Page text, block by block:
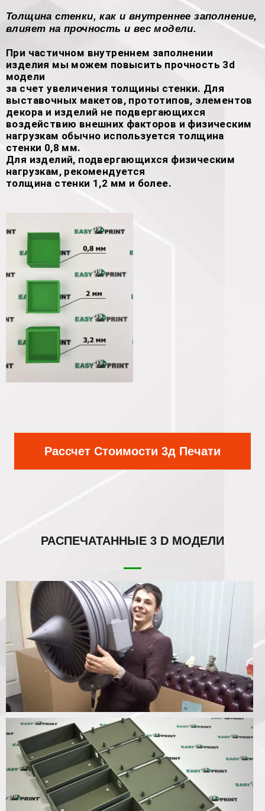
Толщина стенки, как и внутреннее заполнение,
влияет на прочность и вес модели.
При частичном внутреннем заполнении
изделия мы можем повысить прочность 3d
модели
за счет увеличения толщины стенки. Для
выставочных макетов, прототипов, элементов
декора и изделий не подвергающихся
воздействию внешних факторов и физическим
нагрузкам обычно используется толщина
стенки 0,8 мм.
Для изделий, подвергающихся физическим
нагрузкам, рекомендуется
толщина стенки 1,2 мм и более.
Рассчет Стоимости 3д Печати
РАСПЕЧАТАННЫЕ 3 D МОДЕЛИ